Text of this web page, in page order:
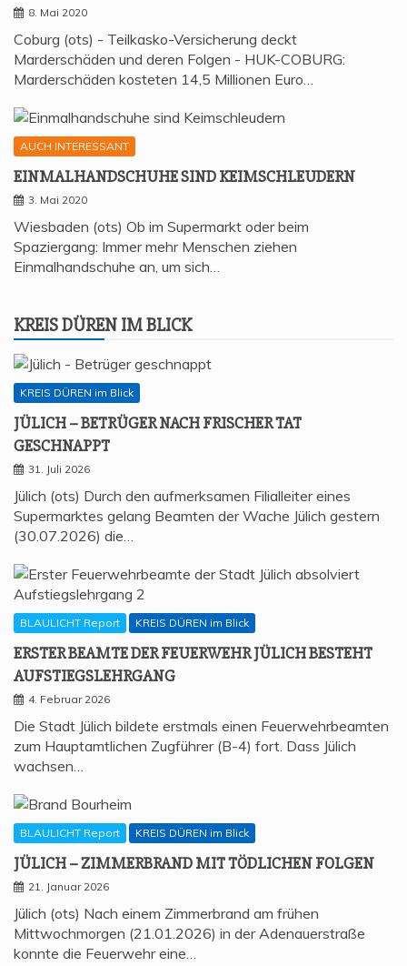
8. Mai 2020
Coburg (ots) - Teilkasko-Versicherung deckt
Marderschäden und deren Folgen - HUK-COBURG:
Marderschäden kosteten 14,5 Millionen Euro…
AUCH INTERESSANT
EIN­MAL­HAND­SCHU­HE SIND KEIMSCHLEUDERN
3. Mai 2020
Wiesbaden (ots) Ob im Supermarkt oder beim
Spaziergang: Immer mehr Menschen ziehen
Einmalhandschuhe an, um sich…
KREIS DÜREN IM BLICK
KREIS DÜREN im Blick
JÜLICH – BETRÜ­GER NACH FRI­SCHER TAT
GESCHNAPPT
31. Juli 2026
Jülich (ots) Durch den aufmerksamen Filialleiter eines
Supermarktes gelang Beamten der Wache Jülich gestern
(30.07.2026) die…
BLAULICHT Report KREIS DÜREN im Blick
ERS­TER BEAM­TE DER FEU­ER­WEHR JÜLICH BESTEHT
AUFSTIEGSLEHRGANG
4. Februar 2026
Die Stadt Jülich bildete erstmals einen Feuerwehrbeamten
zum Hauptamtlichen Zugführer (B-4) fort. Dass Jülich
wachsen…
BLAULICHT Report KREIS DÜREN im Blick
JÜLICH – ZIM­MER­BRAND MIT TÖD­LI­CHEN FOLGEN
21. Januar 2026
Jülich (ots) Nach einem Zimmerbrand am frühen
Mittwochmorgen (21.01.2026) in der Adenauerstraße
konnte die Feuerwehr eine…